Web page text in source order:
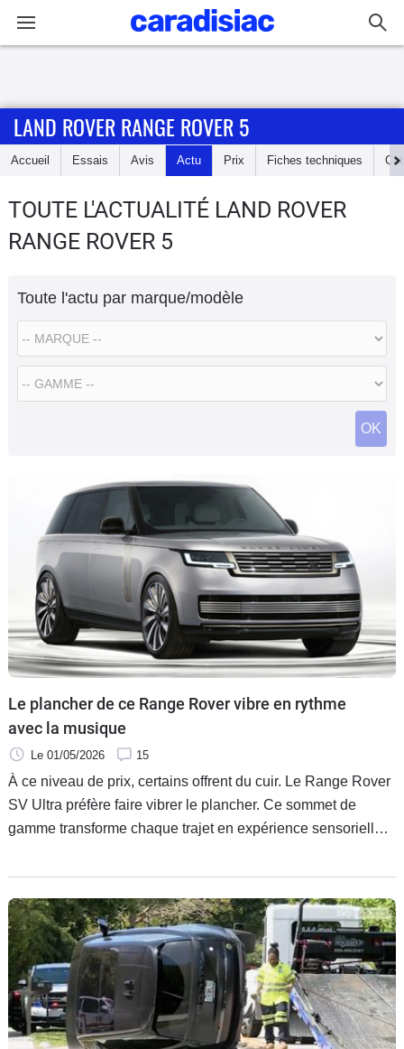
Accueil
Essais
Electriques
Utilitaires
Services
Forum
Moto
Marques
LAND ROVER RANGE ROVER 5
Accueil Essais Avis Actu Prix Fiches techniques
TOUTE L'ACTUALITÉ LAND ROVER
RANGE ROVER 5
Toute l'actu par marque/modèle
OK
Le plancher de ce Range Rover vibre en rythme
avec la musique
Le 01/05/2026 15
À ce niveau de prix, certains offrent du cuir. Le Range Rover
SV Ultra préfère faire vibrer le plancher. Ce sommet de
gamme transforme chaque trajet en expérience sensorielle,